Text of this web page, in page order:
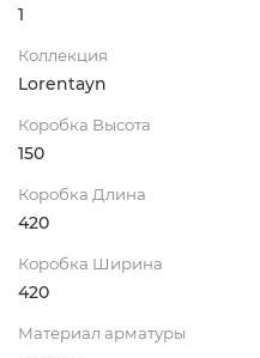
1
Коллекция
Lorentayn
Коробка Высота
150
Коробка Длина
420
Коробка Ширина
420
Материал арматуры